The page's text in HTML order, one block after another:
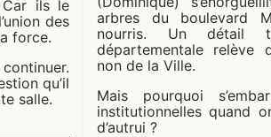
Car ils le
des
force.
qu’il
salle.
arbres du boulevard
nourris. Un détail
départementale relève
non de la Ville.
Mais pourquoi
institutionnelles quand
d’autrui ?